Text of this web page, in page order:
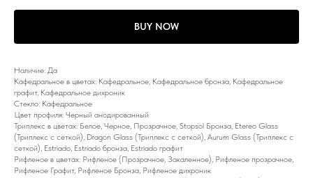
BUY NOW
Наличие: Да
Кафедральное в цветах: Кафедральное, Кафедральное бронза, Кафедральное
графит, Кафедральное дихроник
Стекло: Кафедральное
Цвет профиля: Черный анодированный
Триплекс в цветах: Белое, Черное, Прозрачное, Stopsol Бронза, Etereo Glass
(Триплекс с сеткой), Dragon Glass (Триплекс с сеткой), Aurum Glass (Триплекс с
сеткой), Estriado, Estriado бронза, Estriado графит
Рифленое в цветах: Рифленое (Прозрачное, Закаленное), Рифленое прозрачное,
Рифленое Графит, Рифленое Бронза, Рифленое дихроник